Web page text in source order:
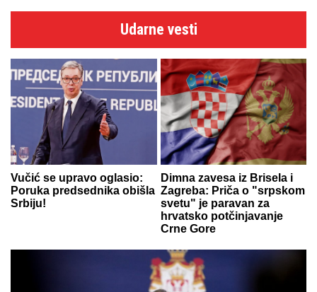
Udarne vesti
Vučić se upravo oglasio:
Poruka predsednika obišla
Srbiju!
Dimna zavesa iz Brisela i
Zagreba: Priča o "srpskom
svetu" je paravan za
hrvatsko potčinjavanje
Crne Gore